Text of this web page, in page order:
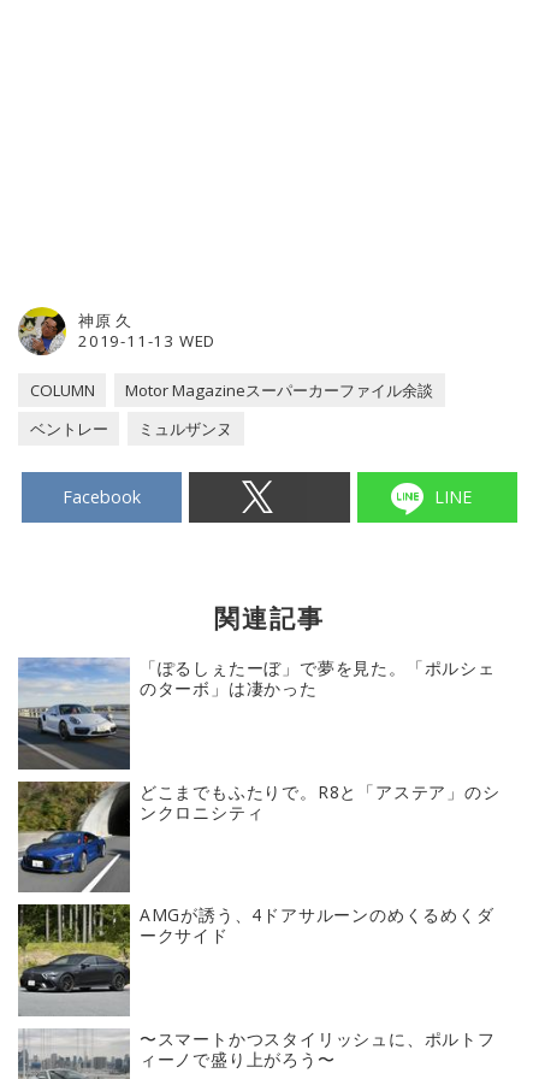
2019-11-13 WED
神原 久
COLUMN
Motor Magazineスーパーカーファイル余談
ベントレー
ミュルザンヌ
Facebook LINE
関連記事
「ぽるしぇたーぼ」で夢を見た。「ポルシェ
のターボ」は凄かった
どこまでもふたりで。R8と「アステア」のシ
ンクロニシティ
AMGが誘う、4ドアサルーンのめくるめくダ
ークサイド
〜スマートかつスタイリッシュに、ポルトフ
ィーノで盛り上がろう〜